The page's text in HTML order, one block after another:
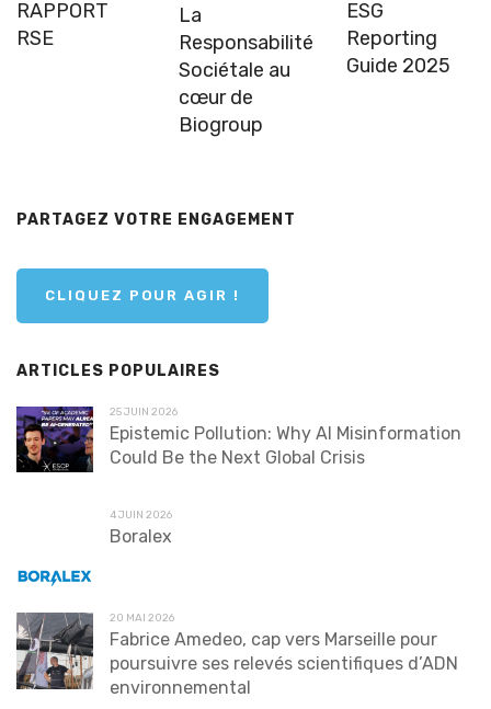
RAPPORT
RSE
La
Responsabilité
Sociétale au
cœur de
Biogroup
ESG
Reporting
Guide 2025
PARTAGEZ VOTRE ENGAGEMENT
CLIQUEZ POUR AGIR !
ARTICLES POPULAIRES
25 JUIN 2026
Epistemic Pollution: Why AI Misinformation
Could Be the Next Global Crisis
4 JUIN 2026
Boralex
20 MAI 2026
Fabrice Amedeo, cap vers Marseille pour
poursuivre ses relevés scientifiques d’ADN
environnemental